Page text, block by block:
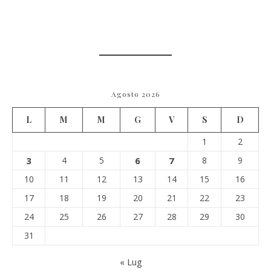
Agosto 2026
L M M G V S
D
1
2
3 4 5 6 7 8
9
10
11 12 13 14 15
16
17
18 19 20 21 22
23
24
25 26 27 28 29
30
31
« Lug